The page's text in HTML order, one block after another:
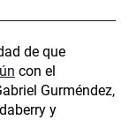
de que
con el
Gurméndez,
y